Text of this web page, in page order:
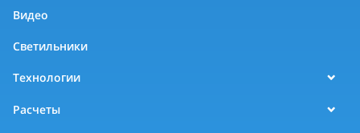
Видео
Светильники
Технологии
Расчеты